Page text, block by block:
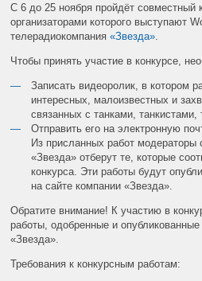
С 6 до 25 ноября пройдёт совместный
организаторами которого выступают
телерадиокомпания«Звезда»
Чтобы принять участие в конкурсе,
Записать видеоролик, в котором
интересных, малоизвестных и
связанных с танками,
Отправить его на электронную
Из присланных работ модераторы
«Звезда» отберут те, которые
конкурса. Эти работы будут
на сайте компании «Звезда».
Обратите внимание! К участию в
работы, одобренные и
«Звезда».
Требования к конкурсным работам: